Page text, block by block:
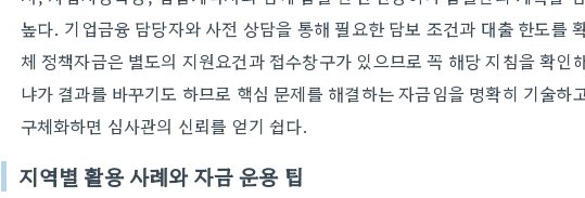
높다. 기업금융 담당자와 사전 상담을 통해 필요한 담보 조건과 대출 한도를
체 정책자금은 별도의 지원요건과 접수창구가 있으므로 꼭 해당 지침을 확
냐가 결과를 바꾸기도 하므로 핵심 문제를 해결하는 자금임을 명확히 기술하
구체화하면 심사관의 신뢰를 얻기 쉽다.
지역별 활용 사례와 자금 운용 팁